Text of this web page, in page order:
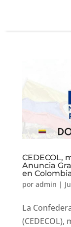
CEDECOL,
Anuncia
en
por admin |
La